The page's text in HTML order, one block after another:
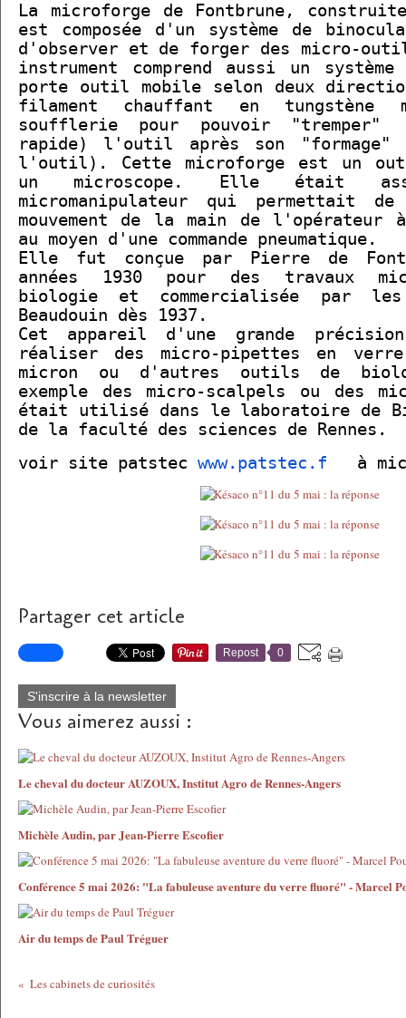
La microforge de Fontbrune,
est composée d'un système de
d'observer et de forger des micro-
instrument comprend aussi un
porte outil mobile selon deux
filament chauffant en tungstène
soufflerie pour pouvoir "tremper"
rapide) l'outil après son "formage"
l'outil). Cette microforge est un
un microscope. Elle était
micromanipulateur qui permettait
mouvement de la main de l'opérateur
au moyen d'une commande pneumatique.
Elle fut conçue par Pierre de
années 1930 pour des travaux
biologie et commercialisée par les
Beaudouin dès 1937.
Cet appareil d'une grande
réaliser des micro-pipettes en
micron ou d'autres outils de
exemple des micro-scalpels ou des
était utilisé dans le laboratoire de
de la faculté des sciences de Rennes.
voir site patstec www.patstec.f à
Partager cet article
Repost 0
S'inscrire à la newsletter
Vous aimerez aussi :
Le cheval du docteur AUZOUX, Institut Agro de Rennes-Angers
Michèle Audin, par Jean-Pierre Escofier
Conférence 5 mai 2026: "La fabuleuse aventure du verre fluoré" - Marcel
Air du temps de Paul Tréguer
Les cabinets de curiosités